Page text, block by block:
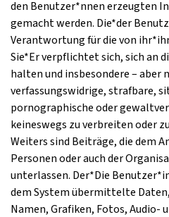
den Benutzer*nnen erzeugten
gemacht werden. Die*der
Verantwortung für die von
Sie*Er verpflichtet sich, sich an
halten und insbesondere – aber
verfassungswidrige, strafbare,
pornographische oder
keineswegs zu verbreiten oder
Weiters sind Beiträge, die dem
Personen oder auch der
unterlassen. Der*Die
dem System übermittelte
Namen, Grafiken, Fotos, Audio-